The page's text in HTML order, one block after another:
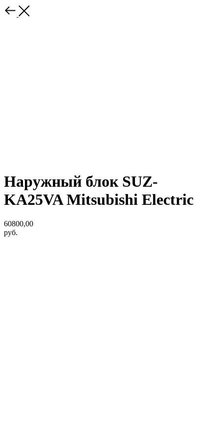
Наружный блок SUZ-
KA25VA Mitsubishi Electric
60800,00
руб.